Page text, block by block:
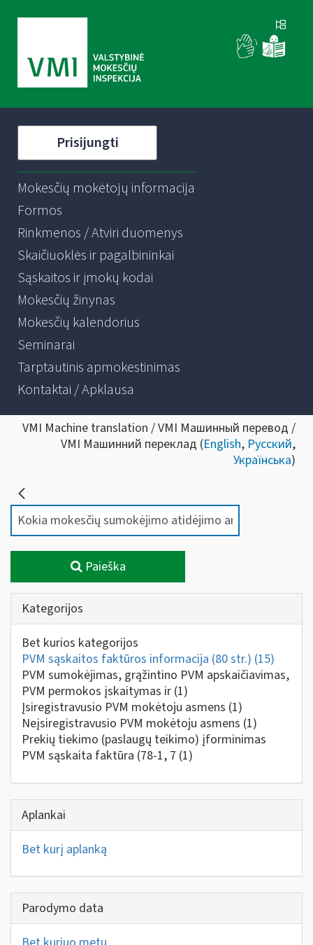
Prisijungti
Mokesčių mokėtojų informacija
Formos
Rinkmenos / Atviri duomenys
Skaičiuoklės ir pagalbininkai
Sąskaitos ir įmokų kodai
Mokesčių žinynas
Mokesčių kalendorius
Seminarai
Tarptautinis apmokestinimas
Kontaktai / Apklausa
VMI Machine translation / VMI Машинный перевод /
VMI Машинний переклад (English, Русский,
Українська)
Paieška
Kategorijos
Bet kurios kategorijos
PVM sąskaitos faktūros informacija (80 str.) (15)
PVM sumokėjimas, grąžintino PVM apskaičiavimas,
PVM permokos įskaitymas ir (1)
Įsiregistravusio PVM mokėtoju asmens (1)
Neįsiregistravusio PVM mokėtoju asmens (1)
Prekių tiekimo (paslaugų teikimo) įforminimas
PVM sąskaita faktūra (78-1, 7 (1)
Aplankai
Bet kurį aplanką
Parodymo data